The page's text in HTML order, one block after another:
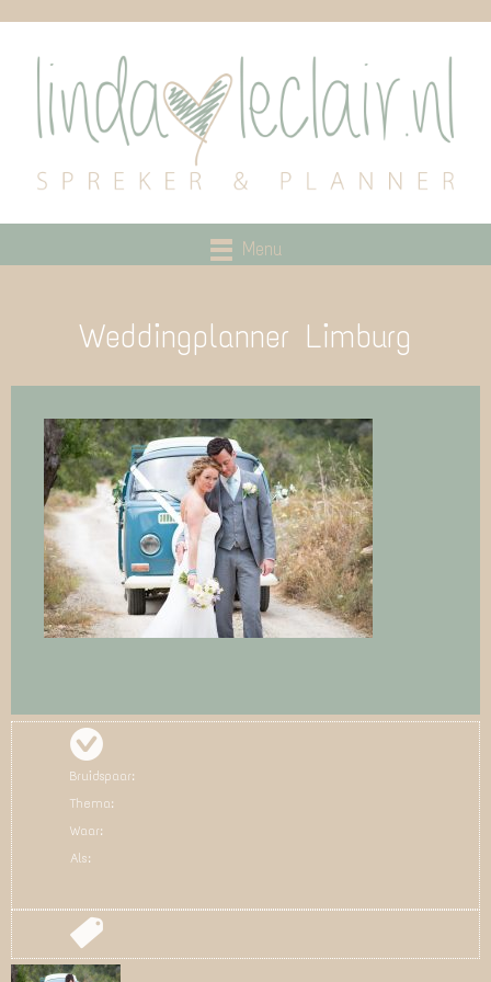
Menu
Weddingplanner Limburg
Bruidspaar:
Thema:
Waar:
Als: